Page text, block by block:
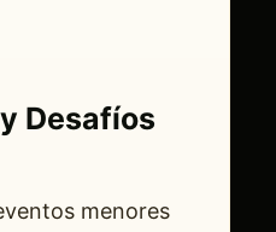
Desafíos
menores